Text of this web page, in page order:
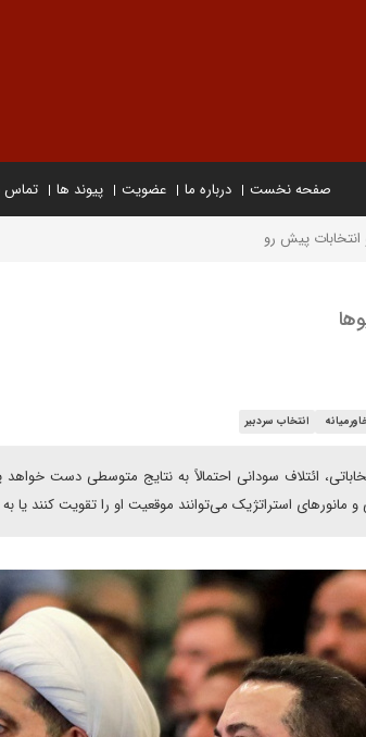
صفحه نخست درباره ما عضویت پیوند ها تماس
پیش رو
انتخاب سردبیر
ائتلاف سودانی احتمالاً به نتایج متوسطی دست خواهد
مانورهای استراتژیک می‌توانند موقعیت او را تقویت کنند یا